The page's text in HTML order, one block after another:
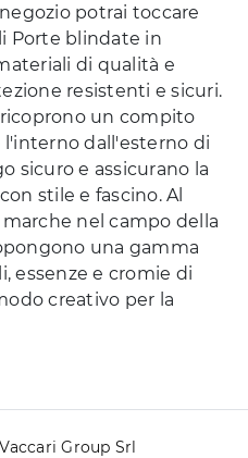
potrai toccare
Porte blindate in
di qualità e
resistenti e sicuri.
un compito
dall'esterno di
sicuro e assicurano la
stile e fascino. Al
nel campo della
una gamma
essenze e cromie di
creativo per la
Group Srl